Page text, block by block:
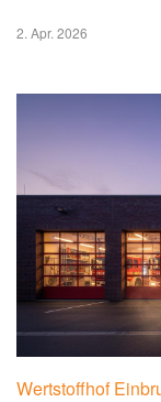
2. Apr. 2026
Wertstoffhof